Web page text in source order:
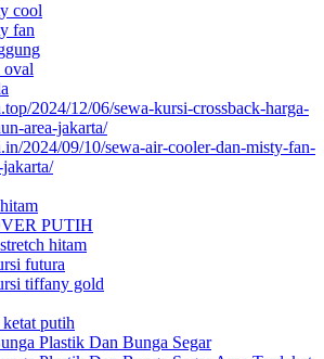
cool
fan
oval
2024/12/06/sewa-kursi-crossback-harga-
area-jakarta/
2024/09/10/sewa-air-cooler-dan-misty-fan-
PUTIH
hitam
futura
tiffany gold
putih
Plastik Dan Bunga Segar